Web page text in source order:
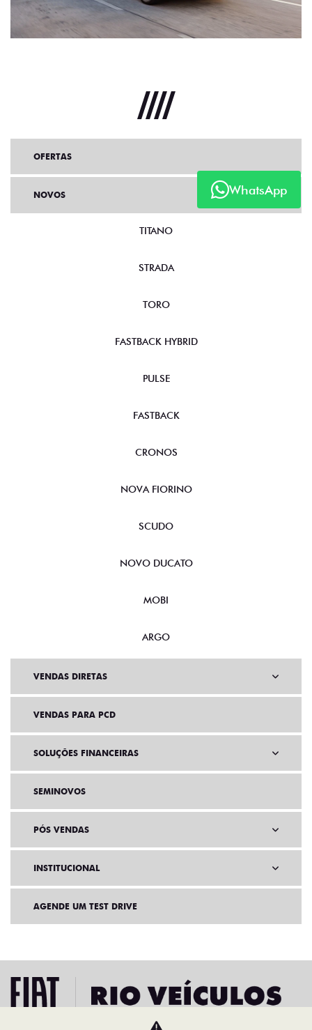
WhatsApp
OFERTAS
NOVOS
TITANO
STRADA
TORO
FASTBACK HYBRID
PULSE
FASTBACK
CRONOS
NOVA FIORINO
SCUDO
NOVO DUCATO
MOBI
ARGO
VENDAS DIRETAS
VENDAS PARA PCD
SOLUÇÕES FINANCEIRAS
SEMINOVOS
PÓS VENDAS
INSTITUCIONAL
AGENDE UM TEST DRIVE